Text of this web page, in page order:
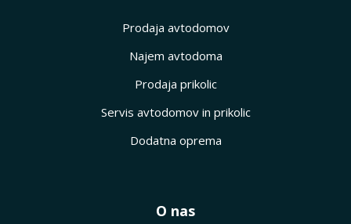
Prodaja avtodomov
Najem avtodoma
Prodaja prikolic
Servis avtodomov in prikolic
Dodatna oprema
O nas